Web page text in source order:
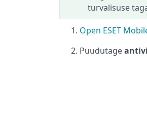
turvalisuse
Open ESET
Puudutage